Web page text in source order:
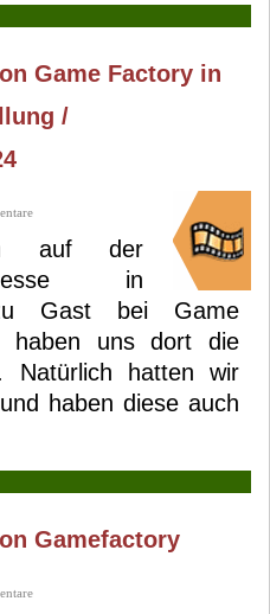
Game Factory in
/
auf der
in
Gast bei Game
haben uns dort die
Natürlich hatten wir
haben diese auch
Gamefactory